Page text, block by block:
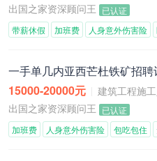
出国之家资深顾问王 已认证
带薪休假 加班费 人身意外伤害险
一手单几内亚西芒杜铁矿招聘
15000-20000元 建筑工程施
出国之家资深顾问王 已认证
加班费 人身意外伤害险 包吃包住